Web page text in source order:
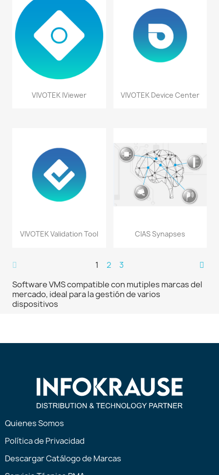
VIVOTEK IViewer VIVOTEK Device Center
VIVOTEK Validation Tool CIAS Synapses
1 2
3
Software VMS compatible con mutiples marcas del
mercado, ideal para la gestión de varios
dispositivos
Quienes Somos
Política de Privacidad
Descargar Catálogo de Marcas